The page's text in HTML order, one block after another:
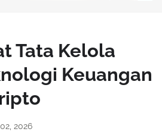
Tata Kelola
Keuangan
2026